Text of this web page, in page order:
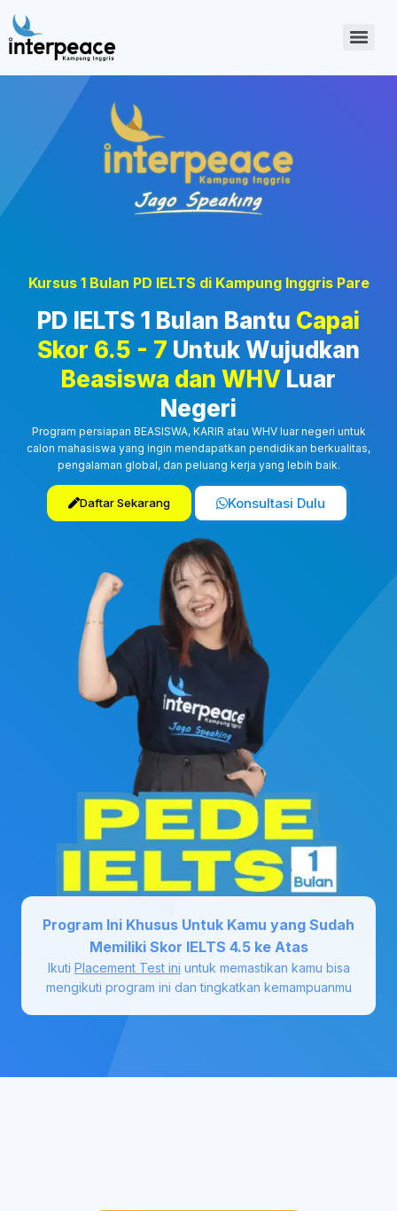
Kursus 1 Bulan PD IELTS di Kampung Inggris Pare
PD IELTS 1 Bulan Bantu Capai
Skor 6.5 - 7 Untuk Wujudkan
Beasiswa dan WHV Luar
Negeri
Program persiapan BEASISWA, KARIR atau WHV luar negeri untuk
calon mahasiswa yang ingin mendapatkan pendidikan berkualitas,
pengalaman global, dan peluang kerja yang lebih baik.
Daftar Sekarang Konsultasi Dulu
Program Ini Khusus Untuk Kamu yang Sudah
Memiliki Skor IELTS 4.5 ke Atas
Ikuti Placement Test ini untuk memastikan kamu bisa
mengikuti program ini dan tingkatkan kemampuanmu